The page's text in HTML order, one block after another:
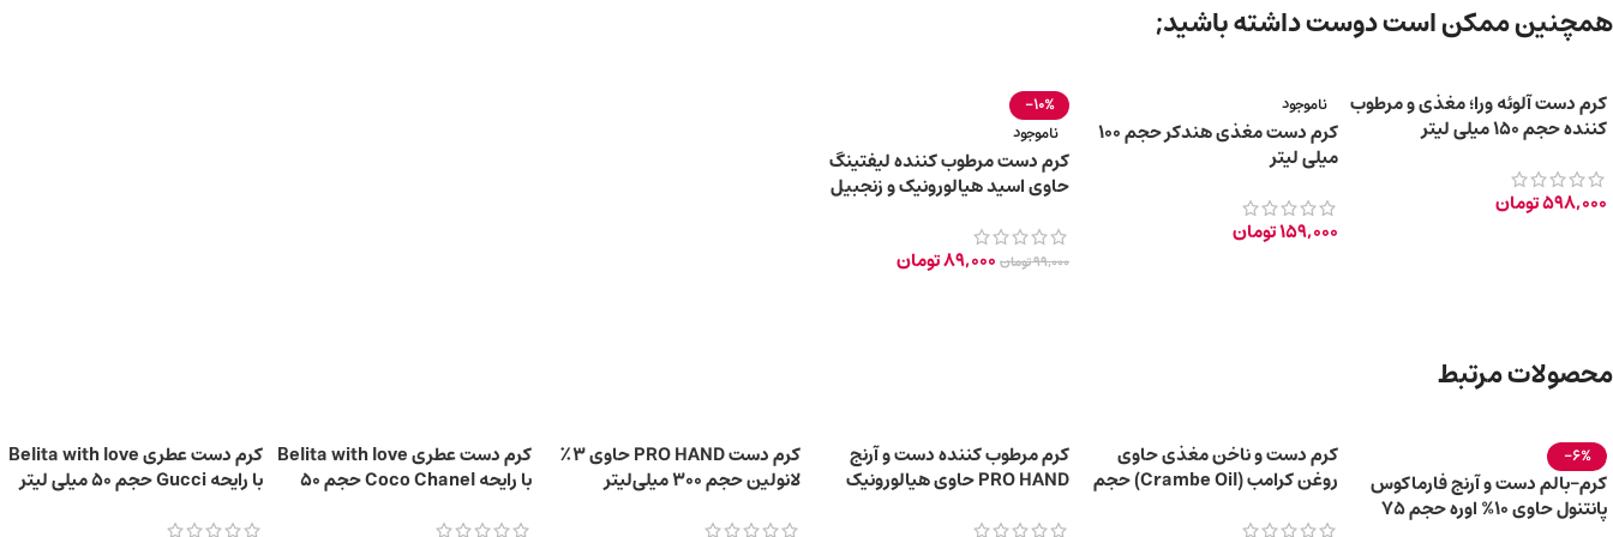
همچنین ممکن است دوست داشته باشید;
کرم دست آلوئه ورا؛ مغذی و مرطوب
کننده حجم 150 میلی لیتر
598,000تومان
ناموجود
کرم دست مغذی هندکر حجم ۱۰۰
میلی لیتر
159,000تومان
-10%
ناموجود
کرم دست مرطوب کننده لیفتینگ
حاوی اسید هیالورونیک و زنجبیل
99,000تومان 89,000تومان
محصولات مرتبط
-6%
کرم-بالم دست و آرنج فارماکوس
پانتنول حاوی 10% اوره حجم 75
کرم دست و ناخن مغذی حاوی
روغن کرامب (Crambe Oil) حجم
کرم مرطوب کننده دست و آرنج
PRO HAND حاوی هیالورونیک
کرم دست PRO HAND حاوی ۳٪
لانولین حجم 300 میلی‌لیتر
کرم دست عطری Belita with love
با رایحه Coco Chanel حجم 50
کرم دست عطری Belita with love
با رایحه Gucci حجم 50 میلی‌ لیتر